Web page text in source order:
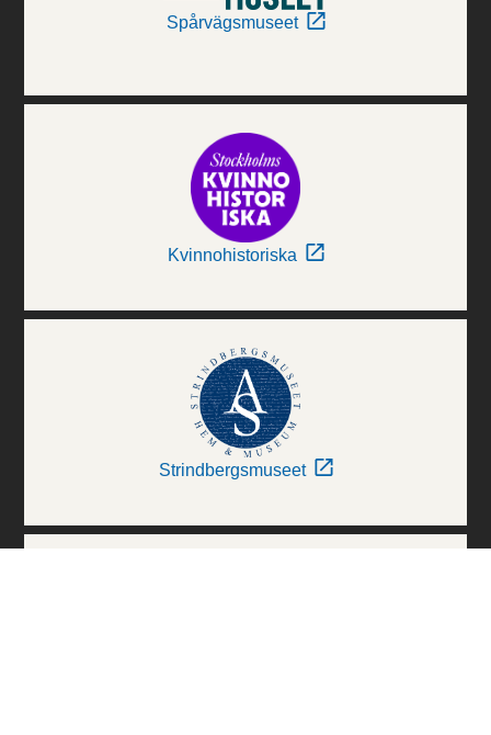
Spårvägsmuseet
Kvinnohistoriska
Strindbergsmuseet